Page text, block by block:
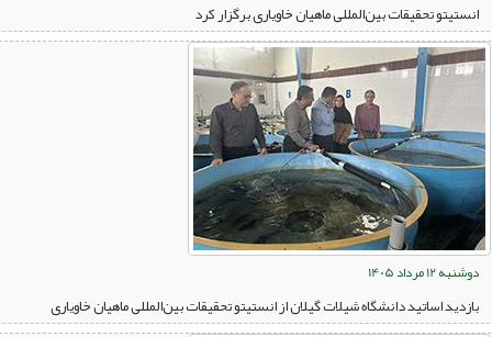
انستیتو تحقیقات بین‌المللی ماهیان خاویاری برگزار کرد
دوشنبه 12 مرداد 1405
بازدید اساتید دانشگاه شیلات گیلان از انستیتو تحقیقات بین‌المللی ماهیان خاویاری